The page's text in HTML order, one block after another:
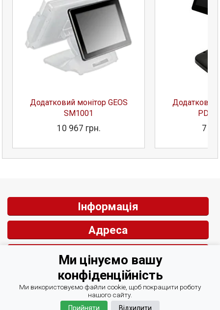
Додатковий монітор GEOS
SM1001
10 967 грн.
Додатковий
7
Інформація
Адреса
Контакти
Зворотній зв'язок
Ми цінуємо вашу
конфіденційність
Ми використовуємо файли cookie, щоб покращити роботу
нашого сайту.
Прийняти
Відхилити